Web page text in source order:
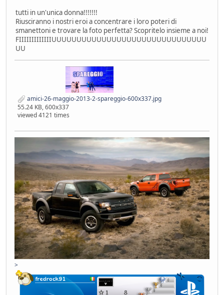
tutti in un'unica donna!!!!!!!
Riusciranno i nostri eroi a concentrare i loro poteri di
smanettoni e trovare la foto perfetta? Scopritelo insieme a noi!
FIIIIIIIIIIIIIUUUUUUUUUUUUUUUUUUUUUUUUUUUUUUU
UU
amici-26-maggio-2013-2-spareggio-600x337.jpg
55.24 KB, 600x337
viewed 4121 times
>